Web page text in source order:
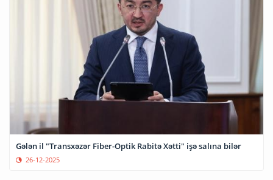
Gələn il "Transxəzər Fiber-Optik Rabitə Xətti" işə salına bilər
26-12-2025